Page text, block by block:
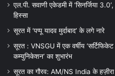
एल.पी. सवाणी एकेडमी में ‘सिनर्जिया
हिस्सा
सूरत में ‘पप्पू यादव मुर्दाबाद’ के लगे नारे
सूरत : VNSGU में एक वर्षीय ‘सर्टिफिकेट
कम्युनिकेशन’ का शुभारंभ
सूरत का गौरव: AM/NS India के हज़ीरा